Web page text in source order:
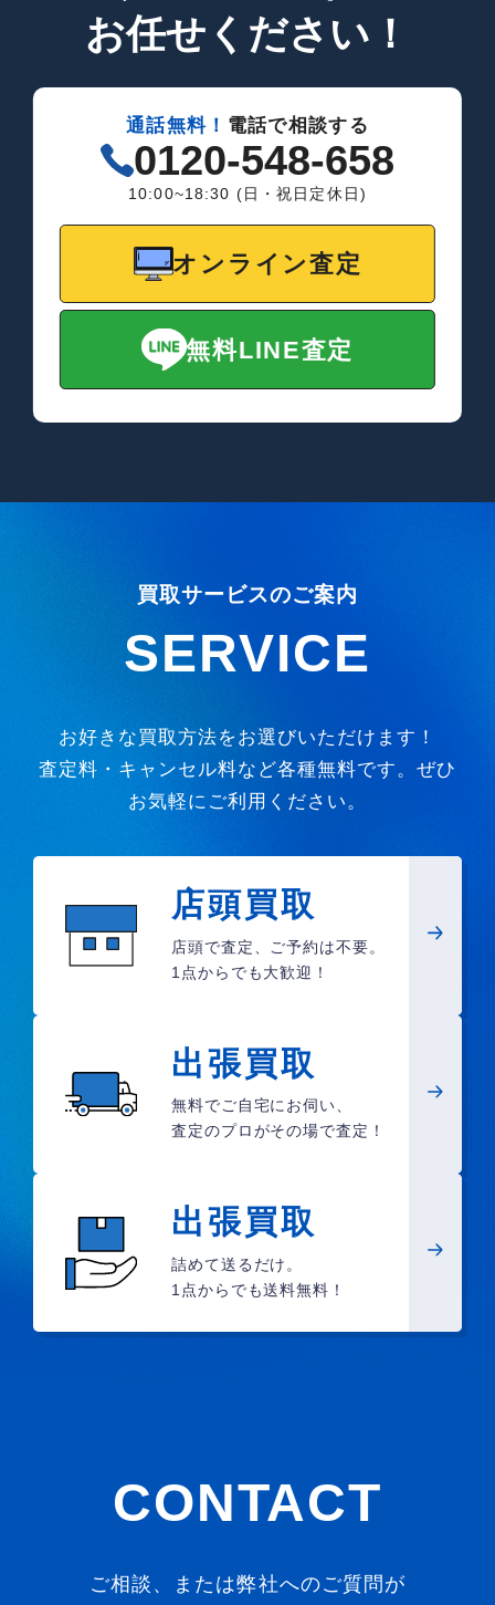
お任せください！
通話無料！ 電話で相談する
0120-548-658
10:00~18:30 (日・祝日定休日)
オンライン査定
無料LINE査定
買取サービスのご案内
SERVICE
お好きな買取方法をお選びいただけます！
査定料・キャンセル料など各種無料です。ぜひ
お気軽にご利用ください。
店頭買取
店頭で査定、ご予約は不要。
1点からでも大歓迎！
出張買取
無料でご自宅にお伺い、
査定のプロがその場で査定！
出張買取
詰めて送るだけ。
1点からでも送料無料！
CONTACT
ご相談、または弊社へのご質問が